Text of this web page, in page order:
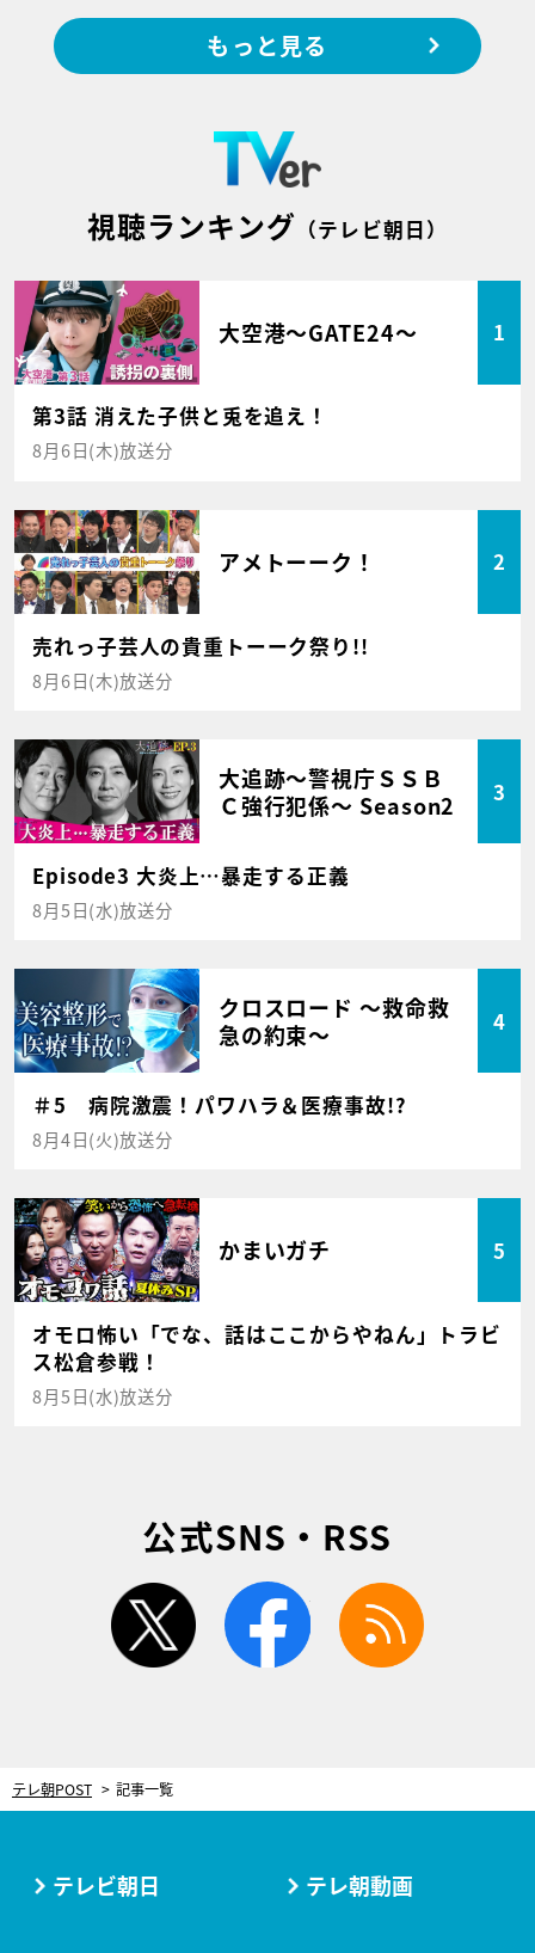
もっと見る
視聴ランキング （テレビ朝日）
大空港～GATE24～ 1
第3話 消えた子供と兎を追え！
8月6日(木)放送分
アメトーーク！ 2
売れっ子芸人の貴重トーーク祭り!!
8月6日(木)放送分
大追跡～警視庁ＳＳＢ
Ｃ強行犯係～ Season2
3
Episode3 大炎上…暴走する正義
8月5日(水)放送分
クロスロード ～救命救
急の約束～
4
＃5 病院激震！パワハラ＆医療事故!?
8月4日(火)放送分
かまいガチ 5
オモロ怖い「でな、話はここからやねん」トラビ
ス松倉参戦！
8月5日(水)放送分
公式SNS・RSS
twitter facebook
テレ朝POST 記事一覧
テレビ朝日 テレ朝動画